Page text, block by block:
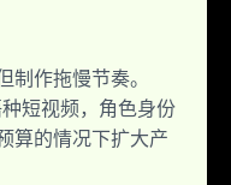
作拖慢节奏。
短视频，角色身份
算的情况下扩大产